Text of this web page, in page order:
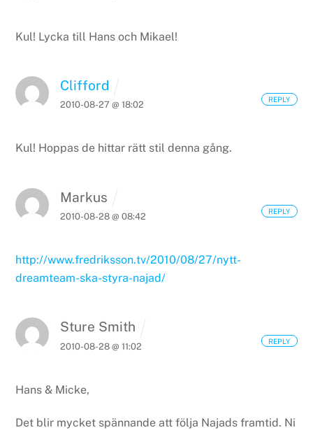
Kul! Lycka till Hans och Mikael!
Clifford
2010-08-27 @ 18:02
Kul! Hoppas de hittar rätt stil denna gång.
REPLY
Markus
2010-08-28 @ 08:42
http://www.fredriksson.tv/2010/08/27/nytt-
dreamteam-ska-styra-najad/
REPLY
Sture Smith
2010-08-28 @ 11:02
Hans & Micke,
Det blir mycket spännande att följa Najads framtid. Ni
REPLY